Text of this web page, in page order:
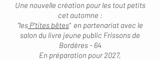
Une nouvelle création pour les tout petits
cet automne :
"lesP'tites bêtes" en partenariat avec le
salon du livre jeune public Frissons de
Bordères - 64
En préparation pour 2027,